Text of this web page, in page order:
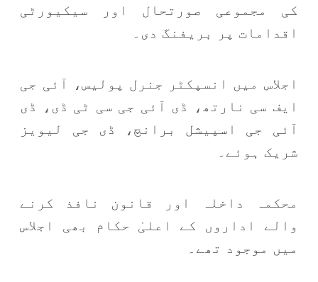
کی مجموعی صورتحال اور سیکیورٹی
اقدامات پر بریفنگ دی۔
اجلاس میں انسپکٹر جنرل پولیس، آئی جی
ایف سی نارتھ، ڈی آئی جی سی ٹی ڈی، ڈی
آئی جی اسپیشل برانچ، ڈی جی لیویز
شریک ہوئے۔
محکمہ داخلہ اور قانون نافذ کرنے
والے اداروں کے اعلیٰ حکام بھی اجلاس
میں موجود تھے۔